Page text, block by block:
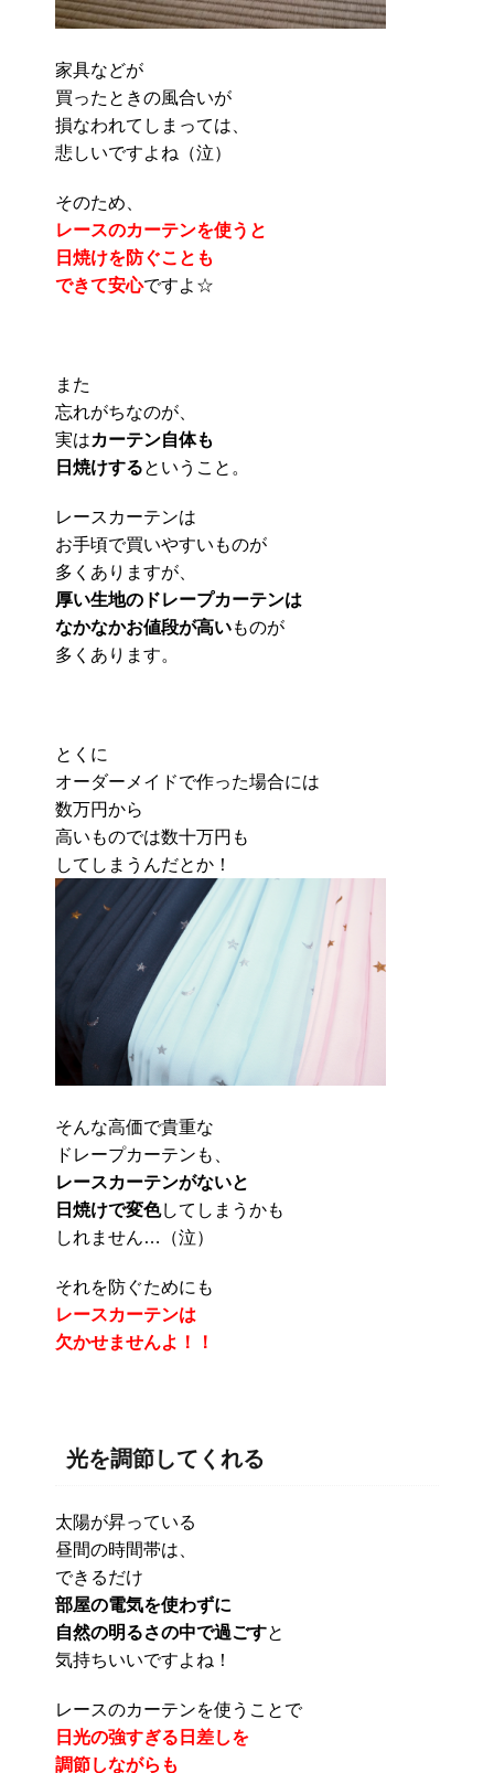
家具などが
買ったときの風合いが
損なわれてしまっては、
悲しいですよね（泣）
そのため、
レースのカーテンを使うと
日焼けを防ぐことも
できて安心ですよ☆
また
忘れがちなのが、
実はカーテン自体も
日焼けするということ。
レースカーテンは
お手頃で買いやすいものが
多くありますが、
厚い生地のドレープカーテンは
なかなかお値段が高いものが
多くあります。
とくに
オーダーメイドで作った場合には
数万円から
高いものでは数十万円も
してしまうんだとか！
そんな高価で貴重な
ドレープカーテンも、
レースカーテンがないと
日焼けで変色してしまうかも
しれません…（泣）
それを防ぐためにも
レースカーテンは
欠かせませんよ！！
光を調節してくれる
太陽が昇っている
昼間の時間帯は、
できるだけ
部屋の電気を使わずに
自然の明るさの中で過ごすと
気持ちいいですよね！
レースのカーテンを使うことで
日光の強すぎる日差しを
調節しながらも